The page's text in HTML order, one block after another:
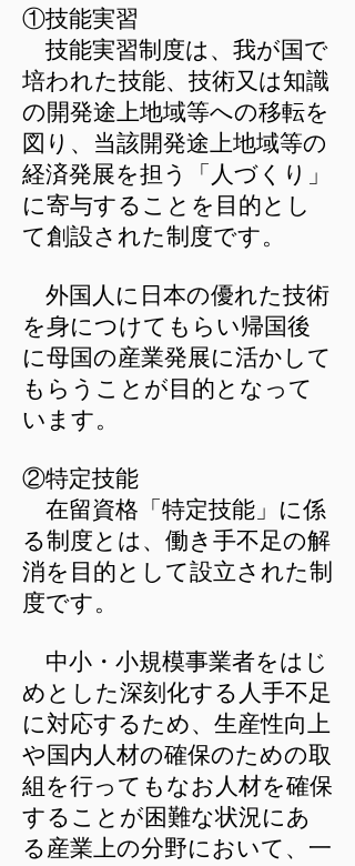
①技能実習
技能実習制度は、我が国で
培われた技能、技術又は知識
の開発途上地域等への移転を
図り、当該開発途上地域等の
経済発展を担う「人づくり」
に寄与することを目的とし
て創設された制度です。
外国人に日本の優れた技術
を身につけてもらい帰国後
に母国の産業発展に活かして
もらうことが目的となって
います。
​②特定技能
在留資格「特定技能」に係
る制度とは、働き手不足の解
消を目的として設立された制
度です。
中小・小規模事業者をはじ
めとした深刻化する人手不足
に対応するため、生産性向上
や国内人材の確保のための取
組を行ってもなお人材を確保
することが困難な状況にあ
る産業上の分野において、一